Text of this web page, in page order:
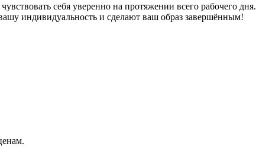
себя уверенно на протяжении всего рабочего дня.
индивидуальность и сделают ваш образ завершённым!